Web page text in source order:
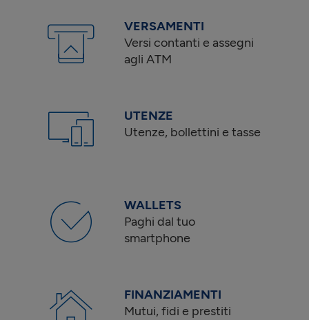
VERSAMENTI
Versi contanti e assegni
agli ATM
UTENZE
Utenze, bollettini e tasse
WALLETS
Paghi dal tuo
smartphone
FINANZIAMENTI
Mutui, fidi e prestiti